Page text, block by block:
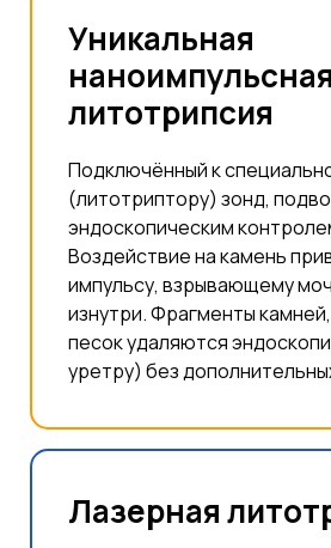
Уникальная
наноимпульсная
литотрипсия
Подключённый к
(литотриптору) зонд,
эндоскопическим
Воздействие на камень
импульсу, взрывающему
изнутри. Фрагменты
песок удаляются
уретру) без
Лазерная